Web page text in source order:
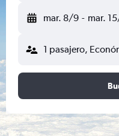
mar. 8/9 - mar.
1 pasajero,